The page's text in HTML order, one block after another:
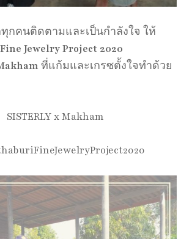
กคนติดตามและเป็นกำลังใจ ให้
Jewelry Project 2020
ที่แก้มและเกรซตั้งใจทำด้วย
SISTERLY x Makham